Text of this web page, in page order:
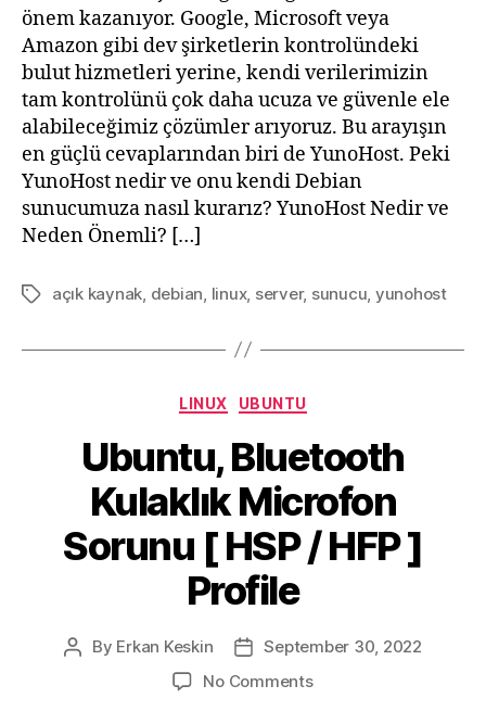
önem kazanıyor. Google, Microsoft veya
Amazon gibi dev şirketlerin kontrolündeki
bulut hizmetleri yerine, kendi verilerimizin
tam kontrolünü çok daha ucuza ve güvenle ele
alabileceğimiz çözümler arıyoruz. Bu arayışın
en güçlü cevaplarından biri de YunoHost. Peki
YunoHost nedir ve onu kendi Debian
sunucumuza nasıl kurarız? YunoHost Nedir ve
Neden Önemli? […]
Tagsaçık kaynak debian linux, server, sunucu yunohost
Categories
LINUX UBUNTU
Ubuntu, Bluetooth
Kulaklık Microfon
Sorunu [ HSP / HFP ]
Profile
Post
By Erkan Keskin
PostSeptember 30, 2022
No Commentson